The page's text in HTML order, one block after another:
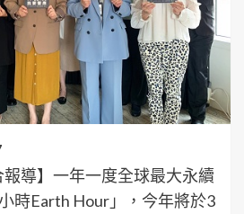
報導】一年一度全球最大永續
時Earth Hour」，今年將於3